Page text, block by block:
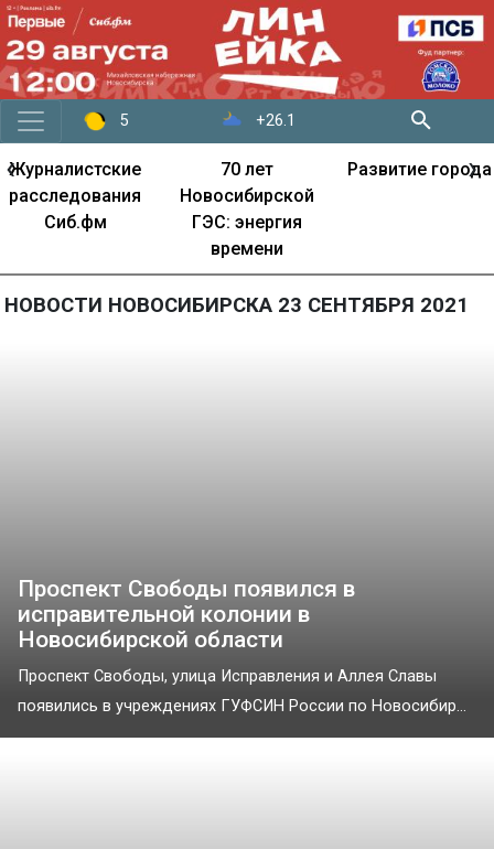
5 +26.1
Журналистские
расследования
Сиб.фм
70 лет
Новосибирской
ГЭС: энергия
времени
Развитие города
‹ ›
НОВОСТИ НОВОСИБИРСКА 23 СЕНТЯБРЯ 2021
Проспект Свободы появился в
исправительной колонии в
Новосибирской области
Проспект Свободы, улица Исправления и Аллея Славы
появились в учреждениях ГУФСИН России по Новосибир...